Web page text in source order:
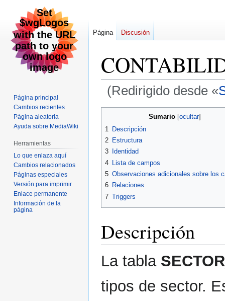
(Redirigido desde «
Sumario
1
Descripción
2 Estructura
3
Identidad
4 Lista de campos
5 Observaciones adicionales sobre los
6 Relaciones
7 Triggers
Descripción
La tabla
tipos de sector.
Página Discusión
Página principal
Cambios recientes
Página aleatoria
Ayuda sobre MediaWiki
Herramientas
Lo que enlaza aquí
Cambios relacionados
Páginas especiales
Versión para imprimir
Enlace permanente
Información de la
página